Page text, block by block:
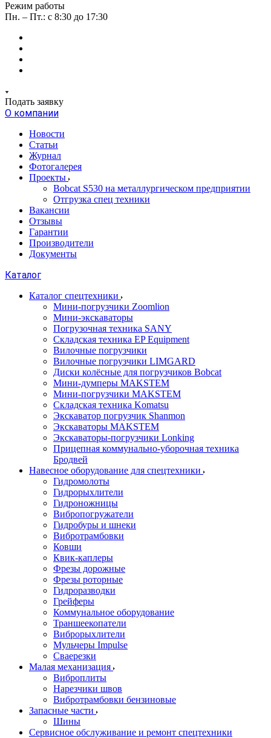
Режим работы
Пн. – Пт.: c 8:30 до 17:30
Подать заявку
О компании
Новости
Статьи
Журнал
Фотогалерея
Проекты
Bobcat S530 на металлургическом предприятии
Отгрузка спец техники
Вакансии
Отзывы
Гарантии
Производители
Документы
Каталог
Каталог спецтехники
Мини-погрузчики Zoomlion
Мини-экскаваторы
Погрузочная техника SANY
Складская техника EP Equipment
Вилочные погрузчики
Вилочные погрузчики LIMGARD
Диски колёсные для погрузчиков Bobcat
Мини-думперы MAKSTEM
Мини-погрузчики MAKSTEM
Складская техника Komatsu
Экскаватор погрузчик Shanmon
Экскаваторы MAKSTEM
Экскаваторы-погрузчики Lonking
Прицепная коммунально-уборочная техника
Бродвей
Навесное оборудование для спецтехники
Гидромолоты
Гидрорыхлители
Гидроножницы
Вибропогружатели
Гидробуры и шнеки
Вибротрамбовки
Ковши
Квик-каплеры
Фрезы дорожные
Фрезы роторные
Гидроразводки
Грейферы
Коммунальное оборудование
Траншеекопатели
Виброрыхлители
Мульчеры Impulse
Сваерезки
Малая механизация
Виброплиты
Нарезчики швов
Вибротрамбовки бензиновые
Запасные части
Шины
Сервисное обслуживание и ремонт спецтехники